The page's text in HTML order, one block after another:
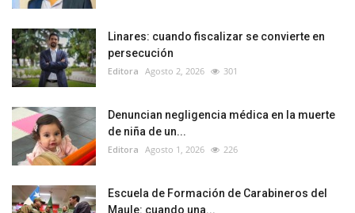
Linares: cuando fiscalizar se convierte en
persecución
Editora Agosto 2, 2026 301
Denuncian negligencia médica en la muerte
de niña de un...
Editora Agosto 1, 2026 226
Escuela de Formación de Carabineros del
Maule: cuando una...